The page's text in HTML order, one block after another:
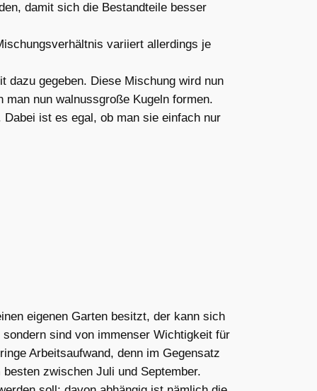
damit sich die Bestandteile besser
variiert allerdings je
dazu gegeben. Diese Mischung wird nun
nun walnussgroße Kugeln formen.
ist es egal, ob man sie einfach nur
eigenen Garten besitzt, der kann sich
sind von immenser Wichtigkeit für
Arbeitsaufwand, denn im Gegensatz
zwischen Juli und September.